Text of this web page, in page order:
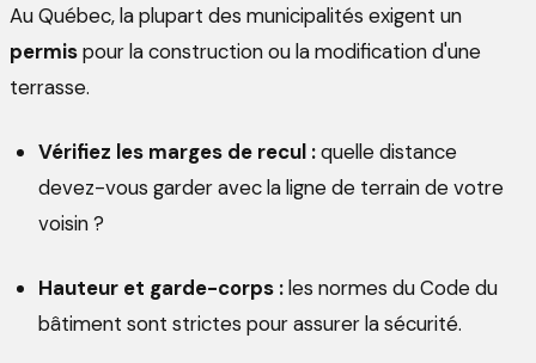
Au Québec, la plupart des municipalités exigent un
permispour la construction ou la modification d'une
terrasse.
Vérifiez les marges de recul :quelle distance
devez-vous garder avec la ligne de terrain de votre
voisin ?
Hauteur et garde-corps :les normes du Code du
bâtiment sont strictes pour assurer la sécurité.